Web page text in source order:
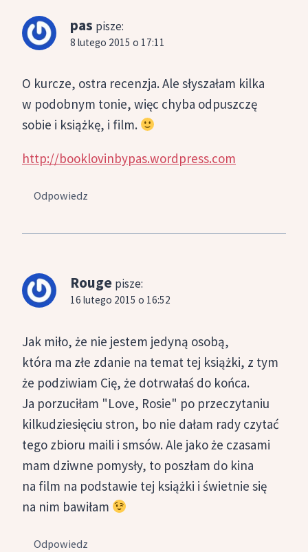
pas pisze:
8 lutego 2015 o 17:11
O kurcze, ostra recenzja. Ale słyszałam kilka
w podobnym tonie, więc chyba odpuszczę
sobie i książkę, i film.
http://booklovinbypas.wordpress.com
Odpowiedz
Rouge pisze:
16 lutego 2015 o 16:52
Jak miło, że nie jestem jedyną osobą,
która ma złe zdanie na temat tej książki, z tym
że podziwiam Cię, że dotrwałaś do końca.
Ja porzuciłam "Love, Rosie" po przeczytaniu
kilkudziesięciu stron, bo nie dałam rady czytać
tego zbioru maili i smsów. Ale jako że czasami
mam dziwne pomysły, to poszłam do kina
na film na podstawie tej książki i świetnie się
na nim bawiłam
Odpowiedz